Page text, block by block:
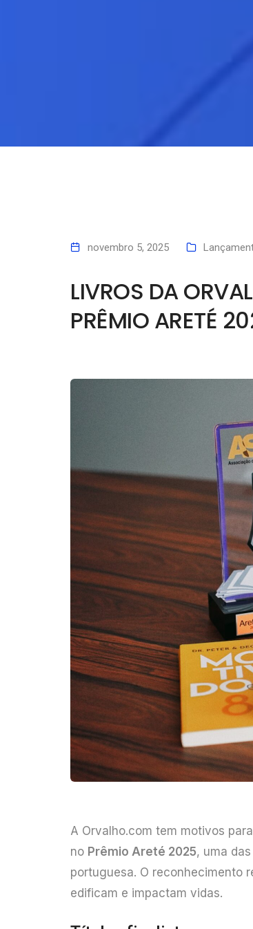
novembro 5, 2025
LIVROS DA
PRÊMIO ARETÉ
A Orvalho.com tem motivos
no Prêmio Areté 2025, uma
portuguesa. O reconhecimento
edificam e impactam vidas.